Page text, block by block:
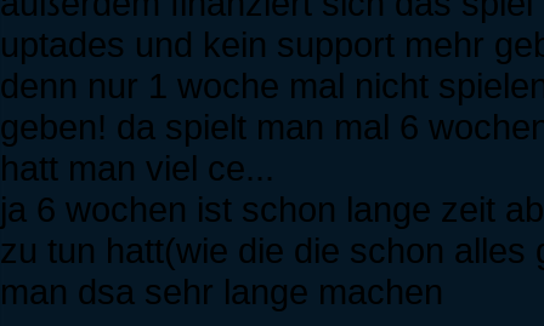
uptades und kein support mehr
denn nur 1 woche mal nicht
geben! da spielt man mal 6
hatt man viel ce...
ja 6 wochen ist schon lange zeit
zu tun hatt(wie die die schon
man dsa sehr lange machen